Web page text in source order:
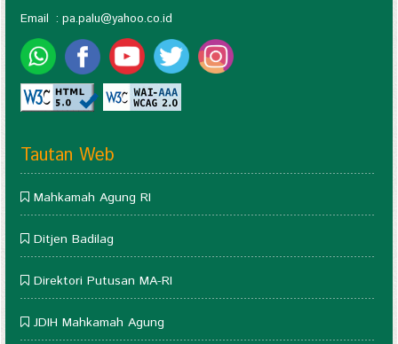
Email : pa.palu@yahoo.co.id
Tautan Web
Mahkamah Agung RI
Ditjen Badilag
Direktori Putusan MA-RI
JDIH Mahkamah Agung